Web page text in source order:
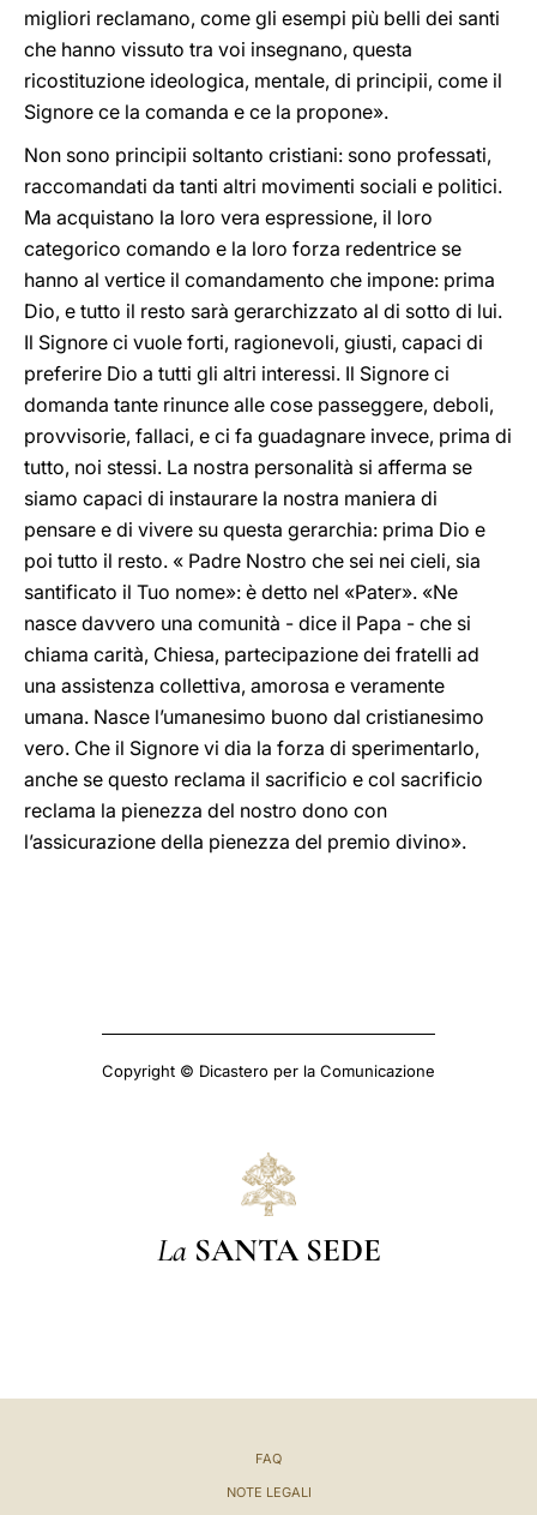
migliori reclamano, come gli esempi più belli dei santi
che hanno vissuto tra voi insegnano, questa
ricostituzione ideologica, mentale, di principii, come il
Signore ce la comanda e ce la propone».
Non sono principii soltanto cristiani: sono professati,
raccomandati da tanti altri movimenti sociali e politici.
Ma acquistano la loro vera espressione, il loro
categorico comando e la loro forza redentrice se
hanno al vertice il comandamento che impone: prima
Dio, e tutto il resto sarà gerarchizzato al di sotto di lui.
Il Signore ci vuole forti, ragionevoli, giusti, capaci di
preferire Dio a tutti gli altri interessi. Il Signore ci
domanda tante rinunce alle cose passeggere, deboli,
provvisorie, fallaci, e ci fa guadagnare invece, prima di
tutto, noi stessi. La nostra personalità si afferma se
siamo capaci di instaurare la nostra maniera di
pensare e di vivere su questa gerarchia: prima Dio e
poi tutto il resto. « Padre Nostro che sei nei cieli, sia
santificato il Tuo nome»: è detto nel «Pater». «Ne
nasce davvero una comunità - dice il Papa - che si
chiama carità, Chiesa, partecipazione dei fratelli ad
una assistenza collettiva, amorosa e veramente
umana. Nasce l’umanesimo buono dal cristianesimo
vero. Che il Signore vi dia la forza di sperimentarlo,
anche se questo reclama il sacrificio e col sacrificio
reclama la pienezza del nostro dono con
l’assicurazione della pienezza del premio divino».
Copyright © Dicastero per la Comunicazione
La SANTA SEDE
FAQ
NOTE LEGALI